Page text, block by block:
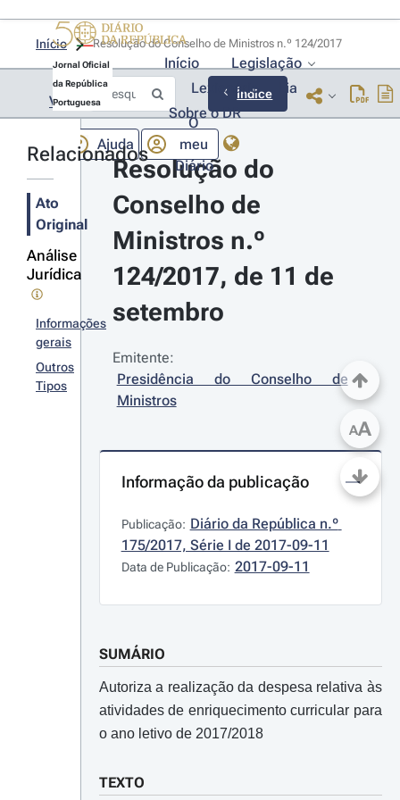
Jornal Oficial
da República
Portuguesa
Início
Legislação
Lexionário
Lia
Sobre o DR
Ajuda
O
meu
Diário
Início
Voltar Índice
Relacionados
Ato
Original
Análise
Jurídica
Informações
gerais
Outros
Tipos
Resolução do
Conselho de
Ministros n.º
124/2017, de 11 de
setembro
Emitente:
Presidência do Conselho de
Ministros
Informação da publicação
Publicação: Diário da República n.º
175/2017, Série I de 2017-09-11
Data de Publicação: 2017-09-11
SUMÁRIO
Autoriza a realização da despesa relativa às
atividades de enriquecimento curricular para
o ano letivo de 2017/2018
TEXTO
AA